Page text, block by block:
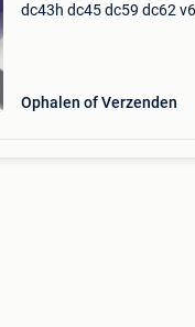
dc43h dc45 dc59 dc62
Ophalen of Verzenden